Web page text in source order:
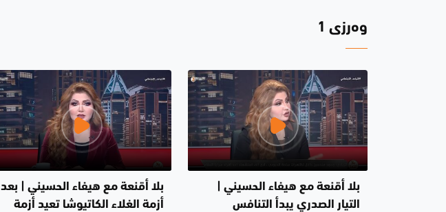
وەرزی 1
بلا أقنعة مع هيفاء الحسيني |
التيار الصدري يبدأ التنافس
بلا أقنعة مع هيفاء الحسيني | بعد
أزمة الغلاء الكاتيوشا تعيد أزمة